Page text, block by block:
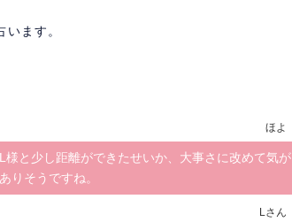
ます。
ほよ
と少し距離ができたせいか、大事さに改めて気が
りそうですね。
Lさん